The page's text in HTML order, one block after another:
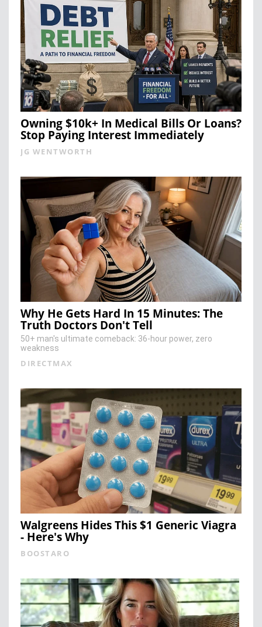
Owning $10k+ In Medical Bills Or Loans?
Stop Paying Interest Immediately
JG WENTWORTH
Why He Gets Hard In 15 Minutes: The
Truth Doctors Don't Tell
50+ man's ultimate comeback: 36-hour power, zero
weakness
DIRECTMAX
Walgreens Hides This $1 Generic Viagra
- Here's Why
BOOSTARO